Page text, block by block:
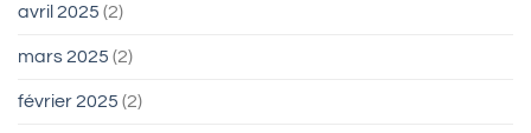
avril 2025 (2)
mars 2025 (2)
février 2025 (2)